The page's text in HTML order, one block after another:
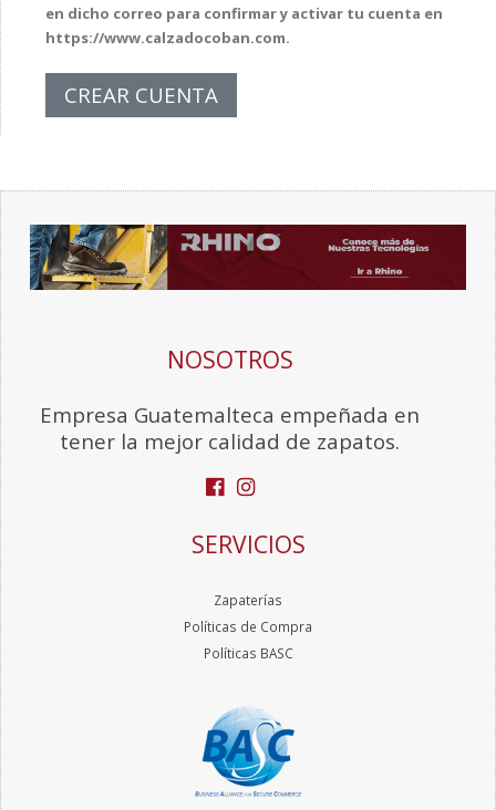
en dicho correo para confirmar y activar tu cuenta en
https://www.calzadocoban.com.
NOSOTROS
Empresa Guatemalteca empeñada en
tener la mejor calidad de zapatos.
SERVICIOS
Zapaterías
Políticas de Compra
Políticas BASC